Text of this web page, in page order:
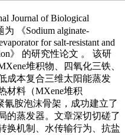
Journal of Biological
《Sodium alginate-
for salt-resistant and
》 的研究性论文 。 该研
堆积物、四氧化三铁、
成本复合三维太阳能蒸发
材料（MXene堆积
氰胺泡沫骨架，成功建立了
的蒸发器。文章深切切磋了
换机制、水传输行为、抗盐